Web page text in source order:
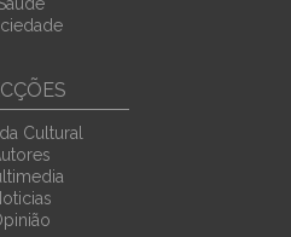
Cultural